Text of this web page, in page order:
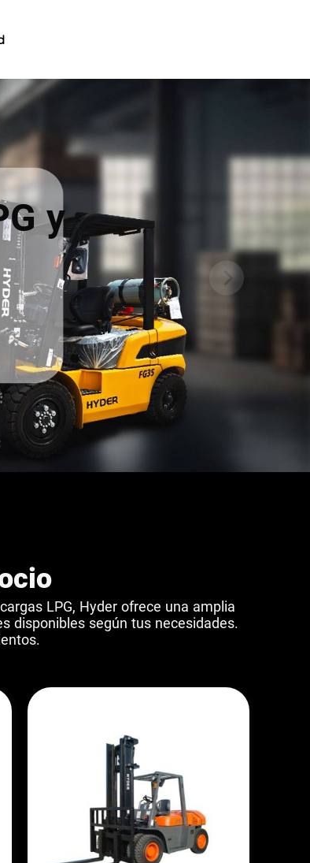
y
LPG, Hyder ofrece una amplia
disponibles según tus necesidades.